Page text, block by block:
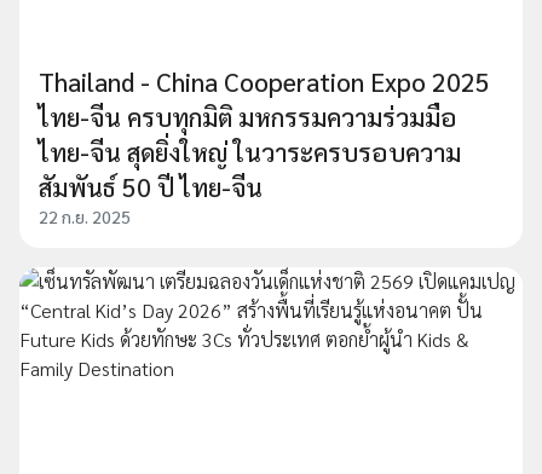
Thailand - China Cooperation Expo 2025
ไทย-จีน ครบทุกมิติ มหกรรมความร่วมมือ
ไทย-จีน สุดยิ่งใหญ่ ในวาระครบรอบความ
สัมพันธ์ 50 ปี ไทย-จีน
22 ก.ย. 2025